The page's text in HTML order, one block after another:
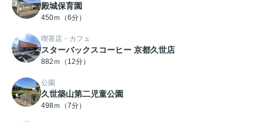
殿城保育園
450ｍ（6分）
喫茶店・カフェ
スターバックスコーヒー 京都久世店
882ｍ（12分）
公園
久世築山第二児童公園
498ｍ（7分）